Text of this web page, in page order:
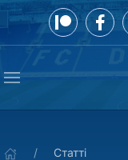
Статті